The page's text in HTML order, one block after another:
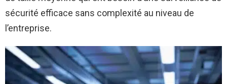
sécurité efficace sans complexité au niveau de
l’entreprise.